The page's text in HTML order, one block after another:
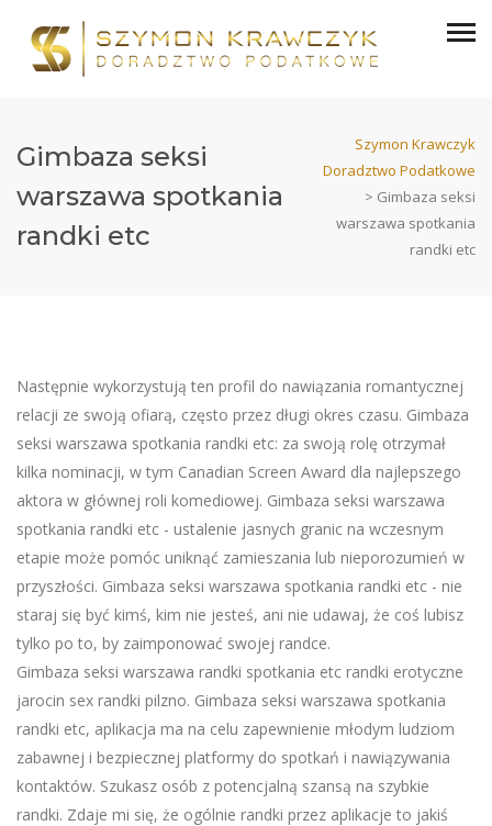
Gimbaza seksi
warszawa spotkania
randki etc
Szymon Krawczyk
Doradztwo Podatkowe
> Gimbaza seksi
warszawa spotkania
randki etc
Następnie wykorzystują ten profil do nawiązania romantycznej
relacji ze swoją ofiarą, często przez długi okres czasu. Gimbaza
seksi warszawa spotkania randki etc: za swoją rolę otrzymał
kilka nominacji, w tym Canadian Screen Award dla najlepszego
aktora w głównej roli komediowej. Gimbaza seksi warszawa
spotkania randki etc - ustalenie jasnych granic na wczesnym
etapie może pomóc uniknąć zamieszania lub nieporozumień w
przyszłości. Gimbaza seksi warszawa spotkania randki etc - nie
staraj się być kimś, kim nie jesteś, ani nie udawaj, że coś lubisz
tylko po to, by zaimponować swojej randce.
Gimbaza seksi warszawa randki spotkania etc randki erotyczne
jarocin sex randki pilzno. Gimbaza seksi warszawa spotkania
randki etc, aplikacja ma na celu zapewnienie młodym ludziom
zabawnej i bezpiecznej platformy do spotkań i nawiązywania
kontaktów. Szukasz osób z potencjalną szansą na szybkie
randki. Zdaje mi się, że ogólnie randki przez aplikacje to jakiś